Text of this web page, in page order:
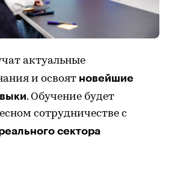
актуальные
и освоят новейшие
. Обучение будет
сотрудничестве с
сектора